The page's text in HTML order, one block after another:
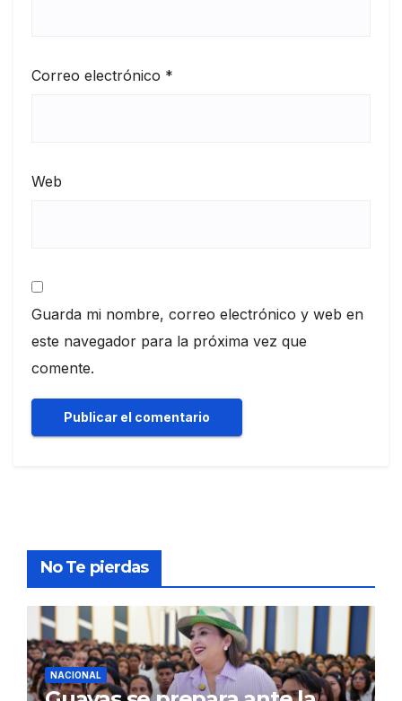
Correo electrónico *
Web
Guarda mi nombre, correo electrónico y web en
este navegador para la próxima vez que
comente.
No Te pierdas
NACIONAL